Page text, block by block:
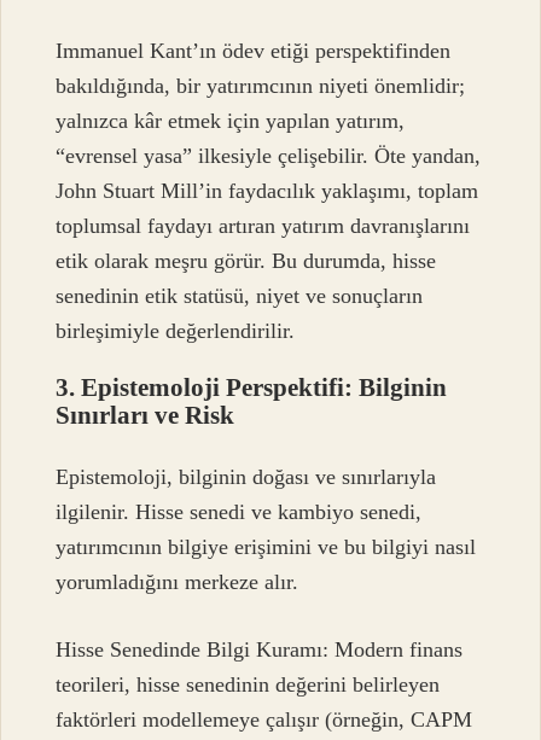
Immanuel Kant’ın ödev etiği perspektifinden
bakıldığında, bir yatırımcının niyeti önemlidir;
yalnızca kâr etmek için yapılan yatırım,
“evrensel yasa” ilkesiyle çelişebilir. Öte yandan,
John Stuart Mill’in faydacılık yaklaşımı, toplam
toplumsal faydayı artıran yatırım davranışlarını
etik olarak meşru görür. Bu durumda, hisse
senedinin etik statüsü, niyet ve sonuçların
birleşimiyle değerlendirilir.
3. Epistemoloji Perspektifi: Bilginin
Sınırları ve Risk
Epistemoloji, bilginin doğası ve sınırlarıyla
ilgilenir. Hisse senedi ve kambiyo senedi,
yatırımcının bilgiye erişimini ve bu bilgiyi nasıl
yorumladığını merkeze alır.
Hisse Senedinde Bilgi Kuramı: Modern finans
teorileri, hisse senedinin değerini belirleyen
faktörleri modellemeye çalışır (örneğin, CAPM